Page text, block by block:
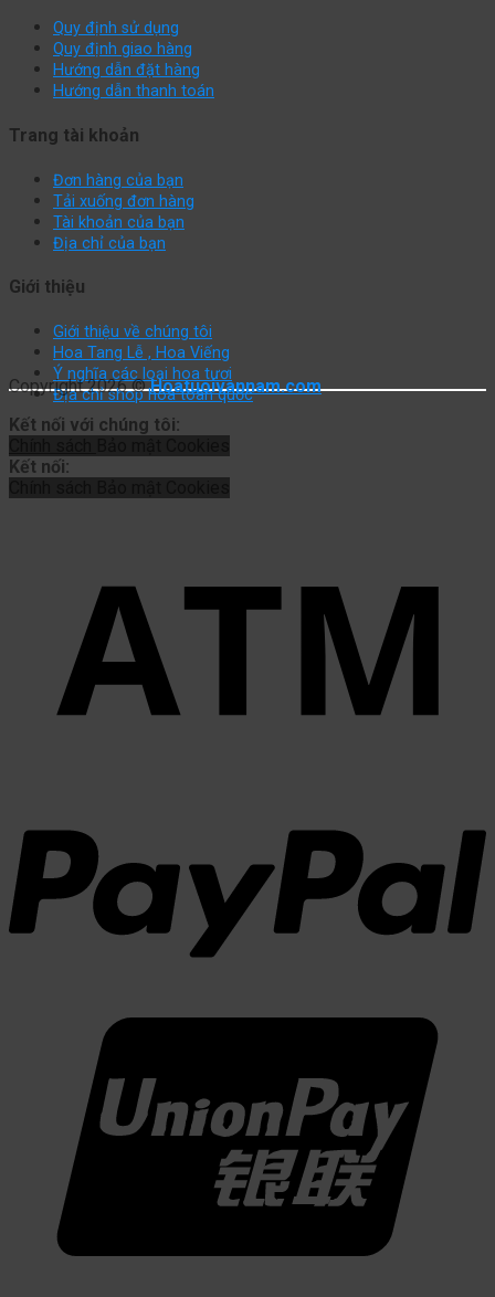
Quy định sử dụng
Quy định giao hàng
Hướng dẫn đặt hàng
Hướng dẫn thanh toán
Trang tài khoản
Đơn hàng của bạn
Tải xuống đơn hàng
Tài khoản của bạn
Địa chỉ của bạn
Giới thiệu
Giới thiệu về chúng tôi
Hoa Tang Lễ , Hoa Viếng
Ý nghĩa các loại hoa tươi
Địa chỉ shop hoa toàn quốc
Copyright 2026 ©Hoatuoivannam.com
Kết nối với chúng tôi:
Kết nối: